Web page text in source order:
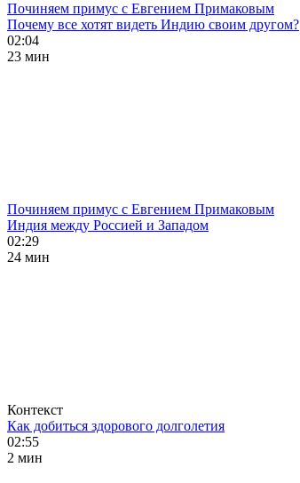
Починяем примус с Евгением Примаковым
Почему все хотят видеть Индию своим другом?
02:04
23 мин
Починяем примус с Евгением Примаковым
Индия между Россией и Западом
02:29
24 мин
Контекст
Как добиться здорового долголетия
02:55
2 мин